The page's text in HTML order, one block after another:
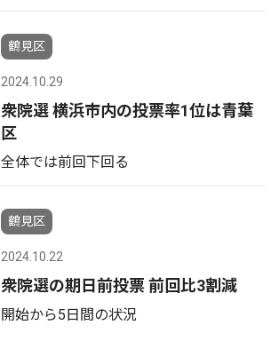
鶴見区
2024.10.29
衆院選 横浜市内の投票率1位は青葉
区
全体では前回下回る
鶴見区
2024.10.22
衆院選の期日前投票 前回比3割減
開始から5日間の状況